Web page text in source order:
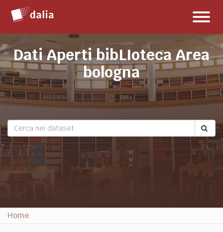
contenuto
Dati Aperti bibLIoteca Area
bologna
Home